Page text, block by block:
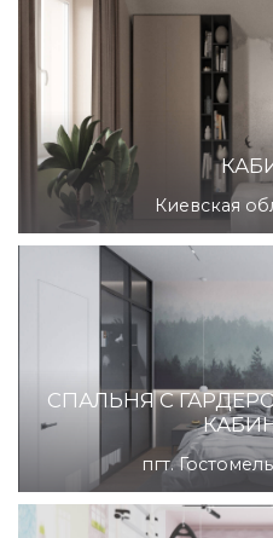
Киевская
СПАЛЬНЯ С
пгт.